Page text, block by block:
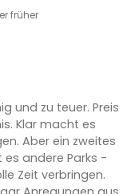
früher
und zu teuer. Preis
Klar macht es
Aber ein zweites
andere Parks -
Zeit verbringen.